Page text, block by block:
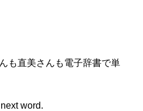
も直美さんも電子辞書で単
word.